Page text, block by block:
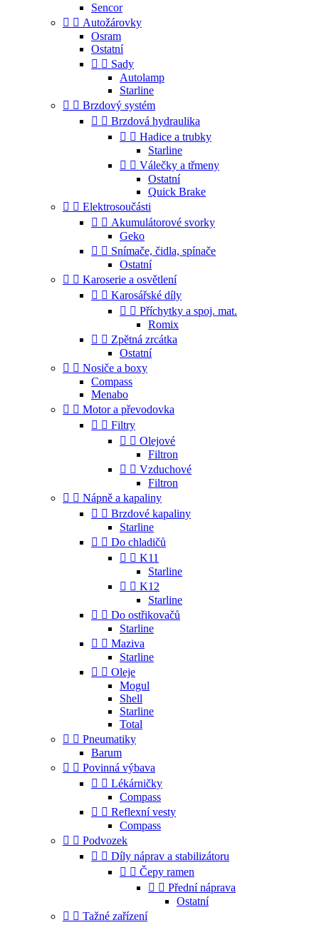
Sencor
  Autožárovky
Osram
Ostatní
  Sady
Autolamp
Starline
  Brzdový systém
  Brzdová hydraulika
  Hadice a trubky
Starline
  Válečky a třmeny
Ostatní
Quick Brake
  Elektrosoučásti
  Akumulátorové svorky
Geko
  Snímače, čidla, spínače
Ostatní
  Karoserie a osvětlení
  Karosářské díly
  Příchytky a spoj. mat.
Romix
  Zpětná zrcátka
Ostatní
  Nosiče a boxy
Compass
Menabo
  Motor a převodovka
  Filtry
  Olejové
Filtron
  Vzduchové
Filtron
  Nápně a kapaliny
  Brzdové kapaliny
Starline
  Do chladičů
  K11
Starline
  K12
Starline
  Do ostřikovačů
Starline
  Maziva
Starline
  Oleje
Mogul
Shell
Starline
Total
  Pneumatiky
Barum
  Povinná výbava
  Lékárničky
Compass
  Reflexní vesty
Compass
  Podvozek
  Díly náprav a stabilizátoru
  Čepy ramen
  Přední náprava
Ostatní
  Tažné zařízení